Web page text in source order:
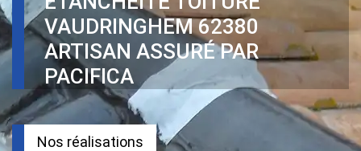
VAUDRINGHEM 62380
ARTISAN ASSURÉ PAR
PACIFICA
Nos réalisations